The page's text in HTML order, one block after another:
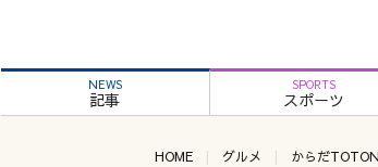
NEWS
記事
SPORTS
スポーツ
HOME グルメ からだ